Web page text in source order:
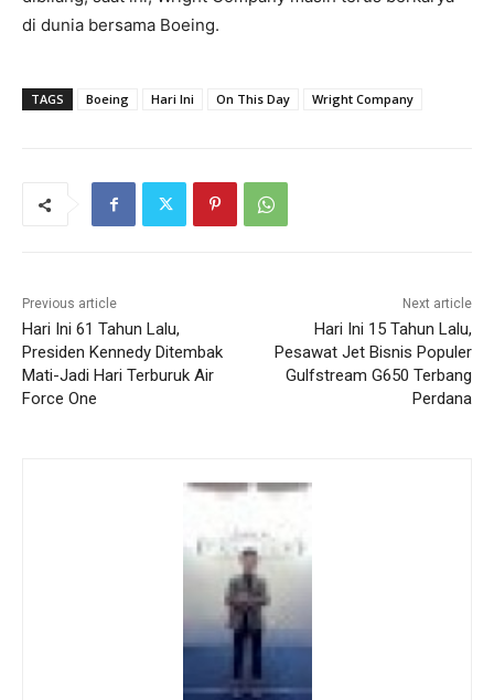
di dunia bersama Boeing.
TAGS Boeing Hari Ini On This Day Wright Company
Previous article
Hari Ini 61 Tahun Lalu,
Presiden Kennedy Ditembak
Mati-Jadi Hari Terburuk Air
Force One
Next article
Hari Ini 15 Tahun Lalu,
Pesawat Jet Bisnis Populer
Gulfstream G650 Terbang
Perdana